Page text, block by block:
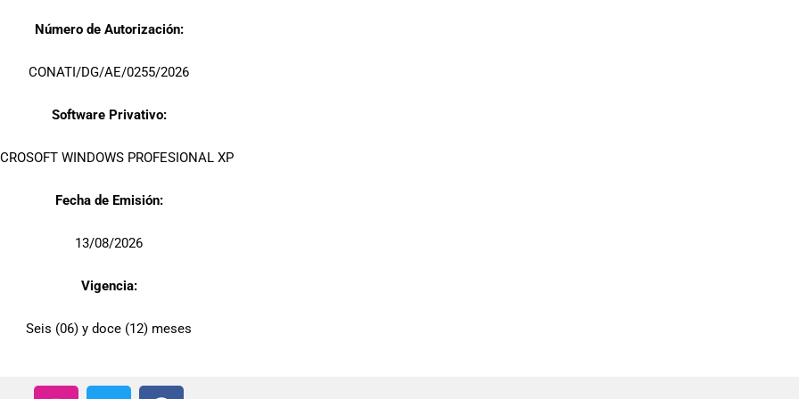
Número de Autorización:
CONATI/DG/AE/0255/2026
Software Privativo:
WINDOWS PROFESIONAL XP
Fecha de Emisión:
13/08/2026
Vigencia:
Seis (06) y doce (12) meses